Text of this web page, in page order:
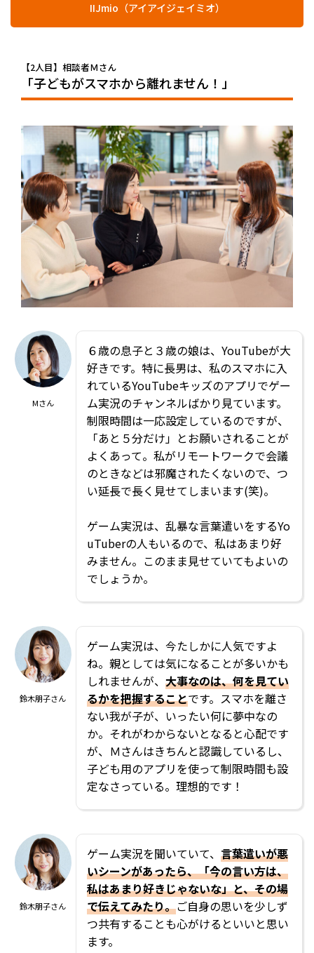
IIJmio（アイアイジェイミオ）
【2人目】相談者Ｍさん
「子どもがスマホから離れません！」
Mさん
６歳の息子と３歳の娘は、YouTubeが大
好きです。特に長男は、私のスマホに入
れているYouTubeキッズのアプリでゲー
ム実況のチャンネルばかり見ています。
制限時間は一応設定しているのですが、
「あと５分だけ」とお願いされることが
よくあって。私がリモートワークで会議
のときなどは邪魔されたくないので、つ
い延長で長く見せてしまいます(笑)。
ゲーム実況は、乱暴な言葉遣いをするYo
uTuberの人もいるので、私はあまり好
みません。このまま見せていてもよいの
でしょうか。
鈴木朋子さん
ゲーム実況は、今たしかに人気ですよ
ね。親としては気になることが多いかも
しれませんが、 大事なのは、何を見てい
るかを把握することです。スマホを離さ
ない我が子が、いったい何に夢中なの
か。それがわからないとなると心配です
が、Ｍさんはきちんと認識しているし、
子ども用のアプリを使って制限時間も設
定なさっている。理想的です！
鈴木朋子さん
ゲーム実況を聞いていて、 言葉遣いが悪
いシーンがあったら、「今の言い方は、
私はあまり好きじゃないな」と、その場
で伝えてみたり。ご自身の思いを少しず
つ共有することも心がけるといいと思い
ます。